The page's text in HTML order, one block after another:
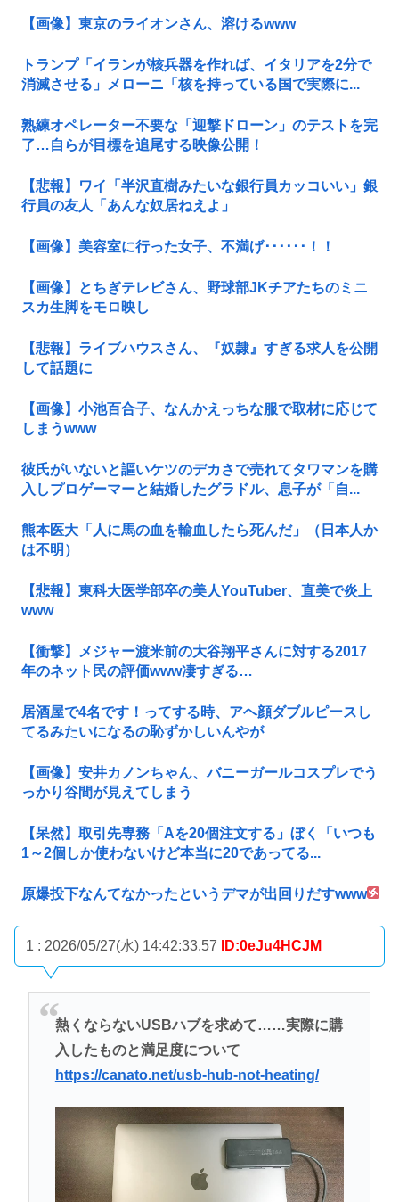
【画像】東京のライオンさん、溶けるwww
トランプ「イランが核兵器を作れば、イタリアを2分で
消滅させる」メローニ「核を持っている国で実際に...
熟練オペレーター不要な「迎撃ドローン」のテストを完
了…自らが目標を追尾する映像公開！
【悲報】ワイ「半沢直樹みたいな銀行員カッコいい」銀
行員の友人「あんな奴居ねえよ」
【画像】美容室に行った女子、不満げ･･････！！
【画像】とちぎテレビさん、野球部JKチアたちのミニ
スカ生脚をモロ映し
【悲報】ライブハウスさん、『奴隷』すぎる求人を公開
して話題に
【画像】小池百合子、なんかえっちな服で取材に応じて
しまうwww
彼氏がいないと謳いケツのデカさで売れてタワマンを購
入しプロゲーマーと結婚したグラドル、息子が「自...
熊本医大「人に馬の血を輸血したら死んだ」（日本人か
は不明）
【悲報】東科大医学部卒の美人YouTuber、直美で炎上
www
【衝撃】メジャー渡米前の大谷翔平さんに対する2017
年のネット民の評価www凄すぎる…
居酒屋で4名です！ってする時、アヘ顔ダブルピースし
てるみたいになるの恥ずかしいんやが
【画像】安井カノンちゃん、バニーガールコスプレでう
っかり谷間が見えてしまう
【呆然】取引先専務「Aを20個注文する」ぼく「いつも
1～2個しか使わないけど本当に20であってる...
原爆投下なんてなかったというデマが出回りだすwww
1 : 2026/05/27(水) 14:42:33.57 ID:0eJu4HCJM
熱くならないUSBハブを求めて……実際に購
入したものと満足度について
https://canato.net/usb-hub-not-heating/